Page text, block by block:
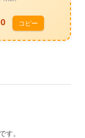
コピー
す。